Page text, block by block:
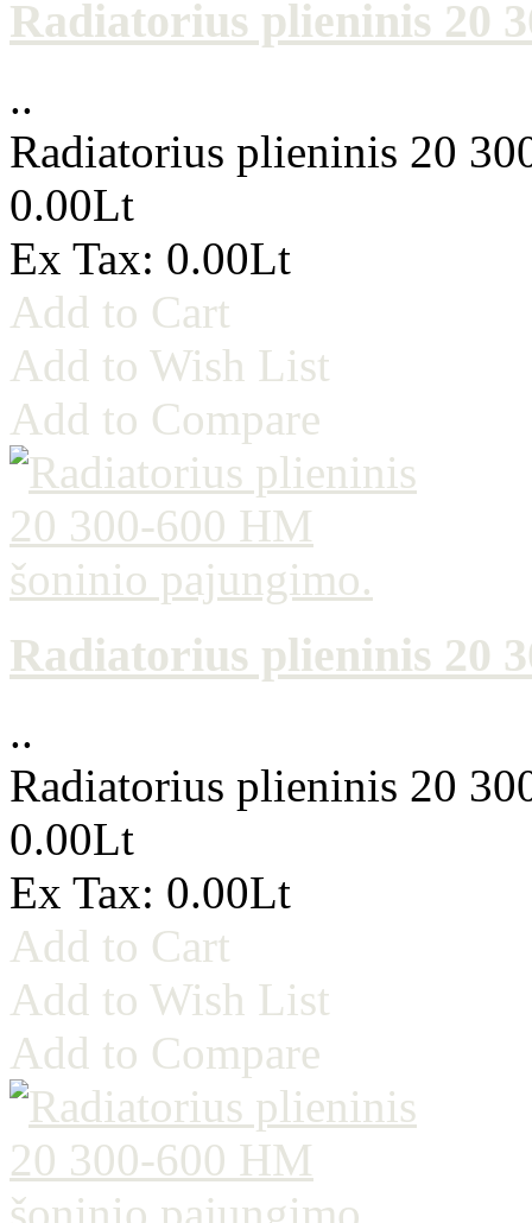
Radiatorius plieninis 20
..
Radiatorius plieninis 20
0.00Lt
Ex Tax: 0.00Lt
Add to Cart
Add to Wish List
Add to Compare
Radiatorius plieninis 20
..
Radiatorius plieninis 20
0.00Lt
Ex Tax: 0.00Lt
Add to Cart
Add to Wish List
Add to Compare